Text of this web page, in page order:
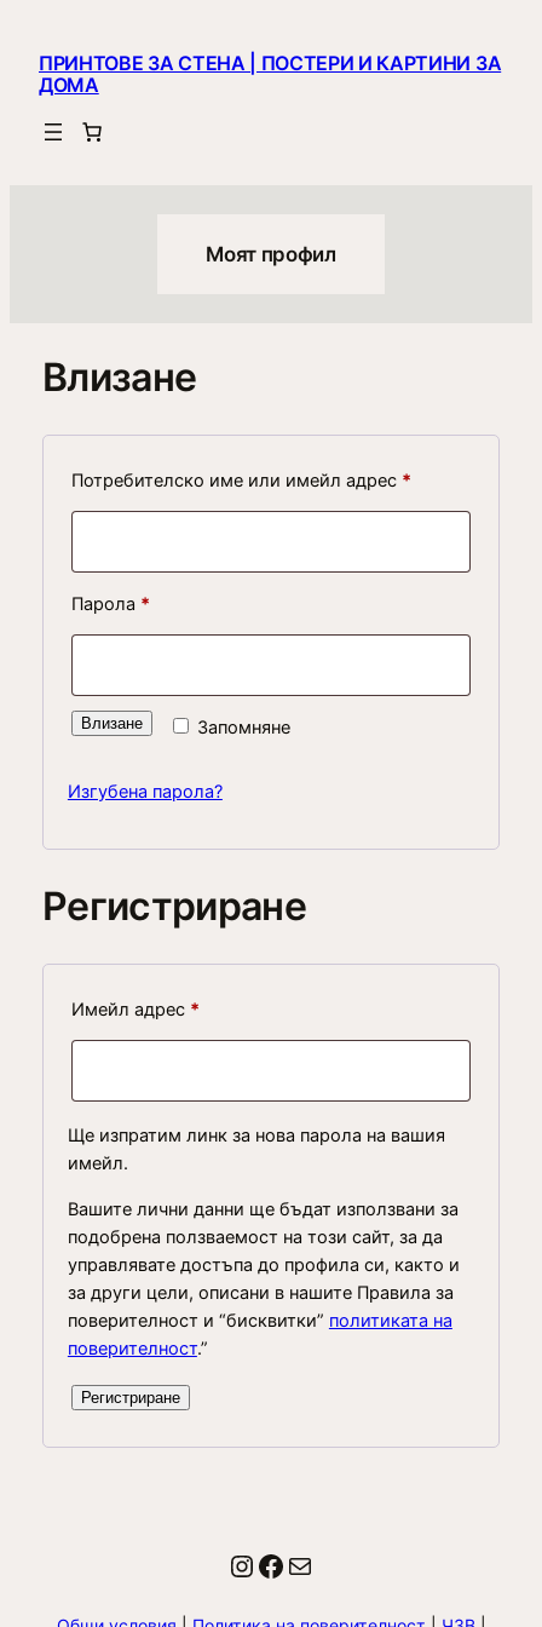
ПРИНТОВЕ ЗА СТЕНА | ПОСТЕРИ И КАРТИНИ ЗА
ДОМА
Моят профил
Влизане
Потребителско име или имейл адрес *Задължително
Парола *Задължително
Запомняне
Влизане
Изгубена парола?
Регистриране
Имейл адрес *Задължително
Ще изпратим линк за нова парола на вашия
имейл.
Вашите лични данни ще бъдат използвани за
подобрена ползваемост на този сайт, за да
управлявате достъпа до профила си, както и
за други цели, описани в нашите Правила за
поверителност и “бисквитки” политиката на
поверителност.”
Регистриране
Instagram
Facebook
Имейл